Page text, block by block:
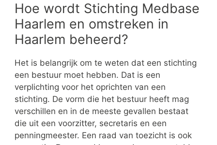
Hoe wordt Stichting Medbase
Haarlem en omstreken in
Haarlem beheerd?
Het is belangrijk om te weten dat een stichting
een bestuur moet hebben. Dat is een
verplichting voor het oprichten van een
stichting. De vorm die het bestuur heeft mag
verschillen en in de meeste gevallen bestaat
die uit een voorzitter, secretaris en een
penningmeester. Een raad van toezicht is ook